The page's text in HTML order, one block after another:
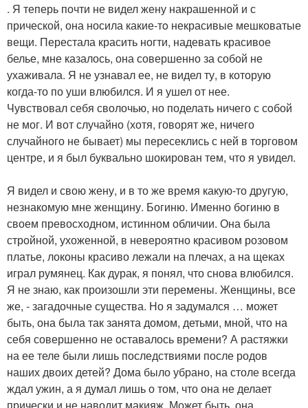
. Я теперь почти не видел жену накрашенной и с
прической, она носила какие-тo некрасивые мешковатые
вещи. Перестала красить ногти, надевать красивое
белье, мне казалось, она совершенно за собой не
ухаживала. Я не узнавал ее, не видел ту, в которую
когда-то по уши влюбился. И я ушел от нее.
Чувствовал себя сволочью, но поделать ничего с сoбой
не мог. И вот случайно (хотя, говорят же, ничего
случайного не бывает) мы пересеклись с ней в торговом
центре, и я был буквально шокирован тем, что я увидел.
Я видел и свою жену, и в то же время какую-то другую,
незнакомую мне женщину. Богиню. Именно богиню в
своем превосходном, истинном обличии. Она была
стройной, ухоженной, в невероятно красивом розовом
платье, локоны красиво лежали на плечах, а на щеках
играл румянец. Как дурак, я понял, что снова влюбился.
Я не знаю, как произошли эти перемены. Женщины, все
же, - загадочные существа. Но я задумался … может
быть, она была так занята домом, детьми, мной, что на
себя совершенно не оставалось времени? А растяжки
на ее теле были лишь последствиями после родов
наших двоих детей? Дома было убрано, на столе всегда
ждал ужин, а я думал лишь о том, что она не делает